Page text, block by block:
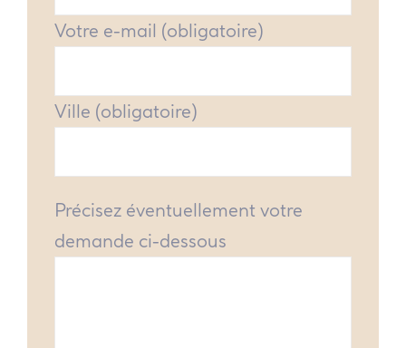
Votre e-mail (obligatoire)
Ville (obligatoire)
Précisez éventuellement votre
demande ci-dessous